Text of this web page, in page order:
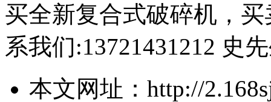
买全新复合式破碎机，
系我们:13721431212 史
本文网址：http://